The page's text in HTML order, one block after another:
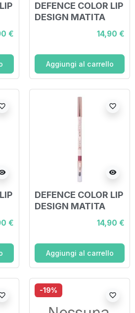
€
DEFENCE COLOR LIP
DESIGN MATITA
14,90 €
Aggiungi al carrello
€
visibility
favorite_border
DEFENCE COLOR LIP
DESIGN MATITA
LABBRA 211 MAUVE
14,90 €
Aggiungi al carrello
-19%
favorite_border